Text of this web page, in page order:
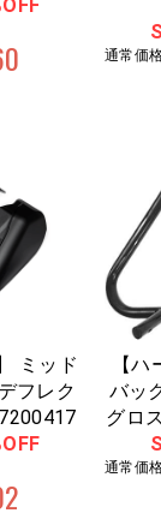
通常価
ミッド
フレク
【
バッ
グロ
通常価